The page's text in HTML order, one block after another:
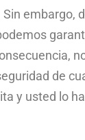
embargo,
de
y usted lo